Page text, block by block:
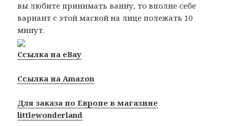
вы любите принимать ванну, то вполне себе
вариант с этой маской на лице полежать 10
минут.
Ссылка на eBay
Ссылка на Amazon
Для заказа по Европе в магазине
littlewonderland